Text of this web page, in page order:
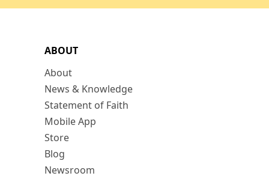
ABOUT
About
News & Knowledge
Statement of Faith
Mobile App
Store
Blog
Newsroom